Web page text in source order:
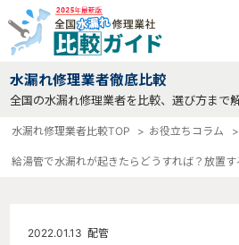
水漏れ修理業者徹底比較
全国の水漏れ修理業者を比較、選び方まで解
水漏れ修理業者比較TOP お役立ちコラム
給湯管で水漏れが起きたらどうすれば？放置す
2022.01.13 配管